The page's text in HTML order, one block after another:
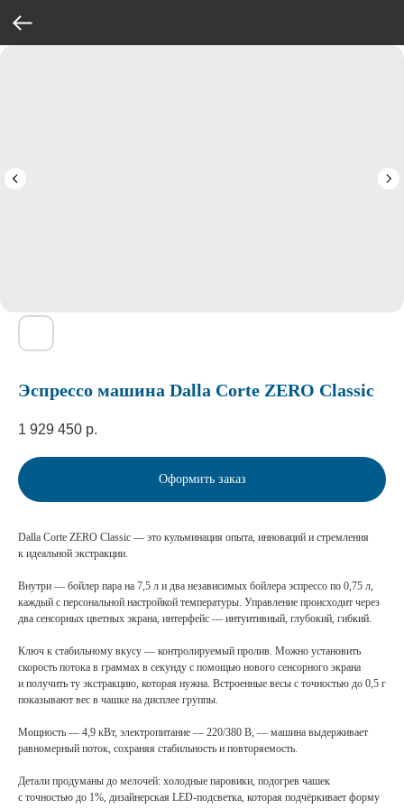
Эспрессо машина Dalla Corte ZERO Classic
1 929 450 р.
Оформить заказ
Dalla Corte ZERO Classic — это кульминация опыта, инноваций и стремления
к идеальной экстракции.
Внутри — бойлер пара на 7,5 л и два независимых бойлера эспрессо по 0,75 л,
каждый с персональной настройкой температуры. Управление происходит через
два сенсорных цветных экрана, интерфейс — интуитивный, глубокий, гибкий.
Ключ к стабильному вкусу — контролируемый пролив. Можно установить
скорость потока в граммах в секунду с помощью нового сенсорного экрана
и получить ту экстракцию, которая нужна. Встроенные весы с точностью до 0,5 г
показывают вес в чашке на дисплее группы.
Мощность — 4,9 кВт, электропитание — 220/380 В, — машина выдерживает
равномерный поток, сохраняя стабильность и повторяемость.
Детали продуманы до мелочей: холодные паровики, подогрев чашек
с точностью до 1%, дизайнерская LED-подсветка, которая подчёркивает форму